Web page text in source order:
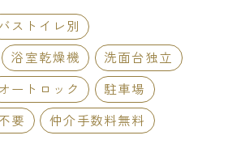
ストイレ別
浴室乾燥機
洗面台独立
オートロック
駐車場
要
仲介手数料無料